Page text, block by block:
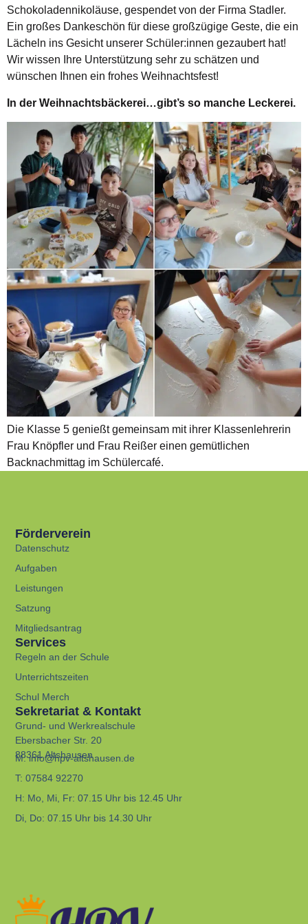
Schokoladennikoläuse, gespendet von der Firma Stadler.
Ein großes Dankeschön für diese großzügige Geste, die ein
Lächeln ins Gesicht unserer Schüler:innen gezaubert hat!
Wir wissen Ihre Unterstützung sehr zu schätzen und
wünschen Ihnen ein frohes Weihnachtsfest!
In der Weihnachtsbäckerei…gibt’s so manche Leckerei.
Die Klasse 5 genießt gemeinsam mit ihrer Klassenlehrerin
Frau Knöpfler und Frau Reißer einen gemütlichen
Backnachmittag im Schülercafé.
Förderverein
Datenschutz
Aufgaben
Leistungen
Satzung
Mitgliedsantrag
Services
Regeln an der Schule
Unterrichtszeiten
Schul Merch
Sekretariat & Kontakt
Grund- und Werkrealschule
Ebersbacher Str. 20
88361 Altshausen
M:info@hpv-altshausen.de
T: 07584 92270
H: Mo, Mi, Fr: 07.15 Uhr bis 12.45 Uhr
Di, Do: 07.15 Uhr bis 14.30 Uhr